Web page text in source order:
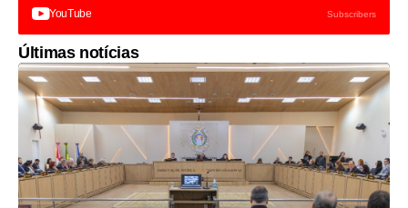
YouTube Subscribers
Últimas notícias